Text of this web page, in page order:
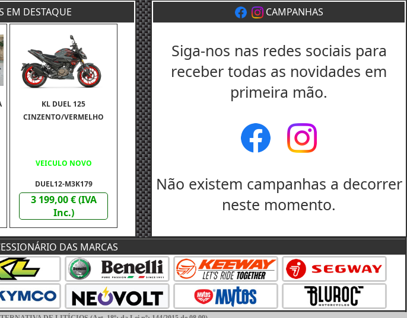
EM DESTAQUE
KL DUEL 125
CINZENTO/VERMELHO
VEICULO NOVO
DUEL12-M3K179
3 199,00 € (IVA
Inc.)
PROMAX 2X4
CAMPANHAS
Siga-nos nas redes sociais para
receber todas as novidades em
primeira mão.
Não existem campanhas a decorrer
neste momento.
DAS MARCAS